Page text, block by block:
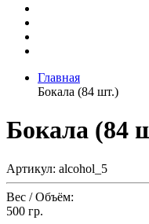
Главная
Бокала (84 шт.)
Бокала (84
Артикул: alcohol_5
Вес / Объём:
500 гр.